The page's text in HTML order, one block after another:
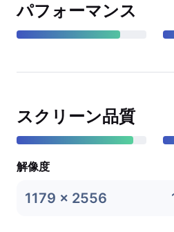
パフォーマンス
スクリーン品質
解像度
1179 x 2556